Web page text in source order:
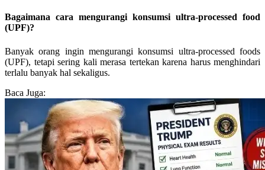
Bagaimana cara mengurangi konsumsi ultra-processed food
(UPF)?
Banyak orang ingin mengurangi konsumsi ultra-processed foods
(UPF), tetapi sering kali merasa tertekan karena harus menghindari
terlalu banyak hal sekaligus.
Baca Juga: